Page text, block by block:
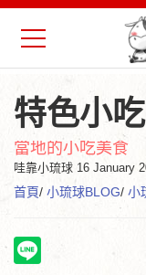
特色小
當地的小吃美食
哇靠小琉球 16 January
首頁/ 小琉球BLOG/ 小